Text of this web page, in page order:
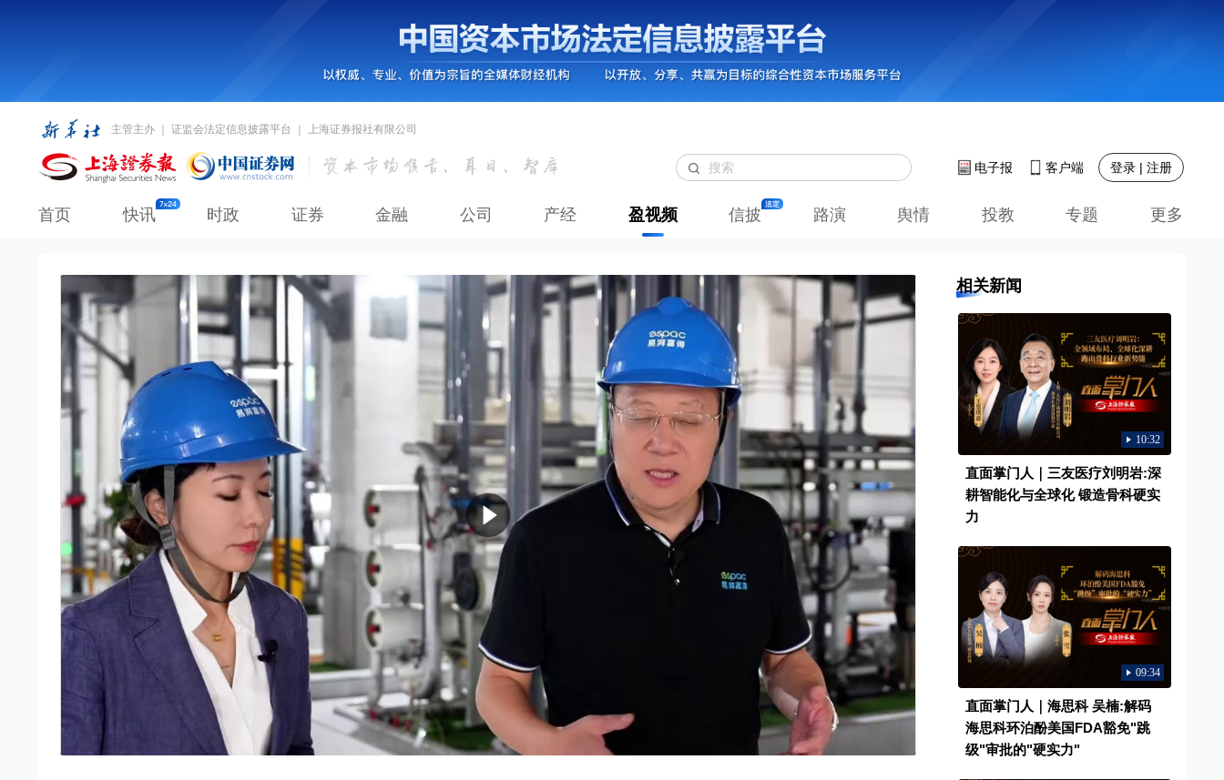
主管主办 ｜ 证监会法定信息披露平台 ｜ 上海证券报社有限公司
电子报 客户端 登录 | 注册
首页 快讯 时政 证券 金融 公司 产经 盈视频 信披 路演 舆情 投教 专题 更多
16:51
相关新闻
10:32
直面掌门人｜三友医疗刘明岩:深
耕智能化与全球化 锻造骨科硬实
力
09:34
直面掌门人｜海思科 吴楠:解码
海思科环泊酚美国FDA豁免"跳
级"审批的"硬实力"